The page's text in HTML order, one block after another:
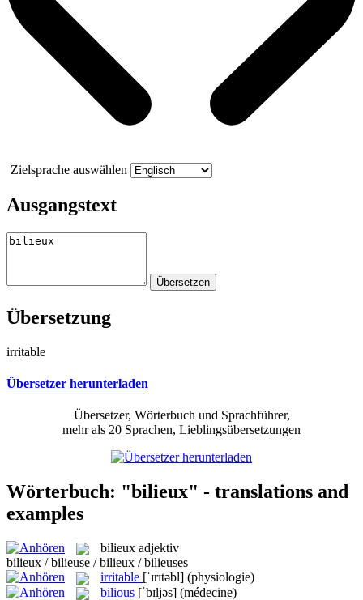
Zielsprache auswählen
Ausgangstext
Übersetzung
irritable
Übersetzer herunterladen
Übersetzer, Wörterbuch und Sprachführer,
mehr als 20 Sprachen, Lieblingsübersetzungen
Wörterbuch: "bilieux" - translations and
examples
bilieux adjektiv
bilieux / bilieuse / bilieux / bilieuses
irritable [ˈɪrɪtəbl] (physiologie)
bilious [ˈbɪljəs] (médecine)